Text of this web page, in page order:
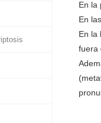
En la
En
En la
fuera